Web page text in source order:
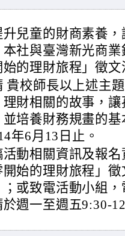
升兒童的財商素養
本社與臺灣新光商
始的理財旅程」徵文
貴校師長以上述主
理財相關的故事，
並培養財務規畫的
年6月13日止。
活動相關資訊及報
開始的理財旅程」
；或致電活動小組
於週一至週五9:30-